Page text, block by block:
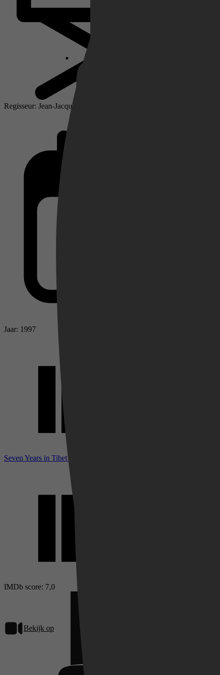
Regisseur: Jean-Jacques Annaud
Jaar: 1997
Seven Years in Tibet bij IMDb
IMDb score: 7,0
Bekijk op